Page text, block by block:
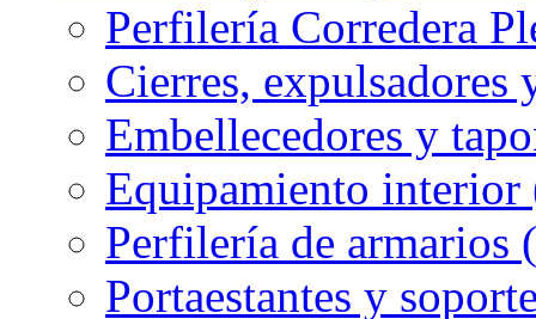
Perfilería Corredera
Cierres, expulsadores
Embellecedores y
Equipamiento interior
Perfilería de armarios
Portaestantes y